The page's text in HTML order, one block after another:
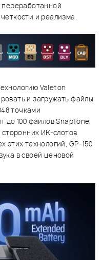
переработанной
и реализма.
Valeton
и загружать файлы
точками
до 100 файлов SnapTone,
ИК-слотов.
этих технологий, GP-150
в своей ценовой